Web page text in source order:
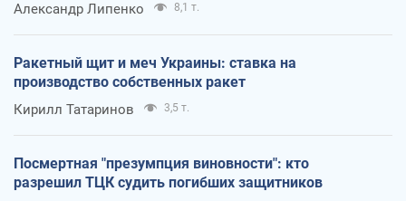
Александр Липенко 8,1 т.
Ракетный щит и меч Украины: ставка на
производство собственных ракет
Кирилл Татаринов 3,5 т.
Посмертная "презумпция виновности": кто
разрешил ТЦК судить погибших защитников